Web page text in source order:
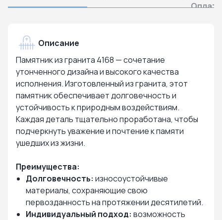
Оплата
Описание
Памятник из гранита 4168 — сочетание
утонченного дизайна и высокого качества
исполнения. Изготовленный из гранита, этот
памятник обеспечивает долговечность и
устойчивость к природным воздействиям.
Каждая деталь тщательно проработана, чтобы
подчеркнуть уважение и почтение к памяти
ушедших из жизни.
Преимущества:
Долговечность: износоустойчивые
материалы, сохраняющие свою
первозданность на протяжении десятилетий.
Индивидуальный подход: возможность